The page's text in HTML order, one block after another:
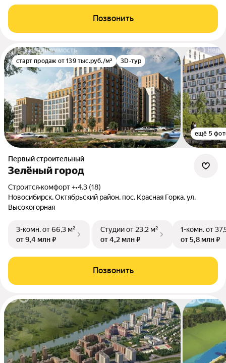
Позвонить
старт продаж от 139 тыс.руб./м² 3D-тур
ещё 5
Первый строительный
Зелёный город
Строится•комфорт +•4.3 (18)
Новосибирск, Октябрьский район, пос. Красная Горка, ул.
Высокогорная
3-комн.от 66,3 м²
от 9,4 млн ₽
Студииот 23,2 м²
от 4,2 млн ₽
1-комн.от
от 5,8 млн ₽
Позвонить